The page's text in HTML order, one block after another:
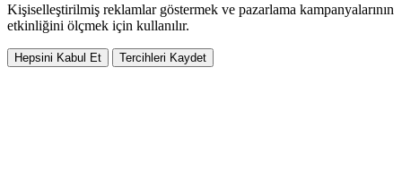
Kişiselleştirilmiş reklamlar göstermek ve pazarlama kampanyalarının
etkinliğini ölçmek için kullanılır.
Hepsini Kabul Et Tercihleri Kaydet